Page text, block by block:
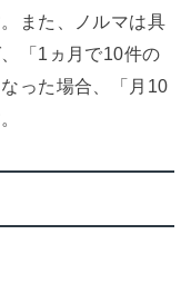
また、ノルマは具
「1ヵ月で10件の
った場合、「月10